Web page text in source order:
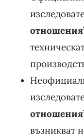
възникват